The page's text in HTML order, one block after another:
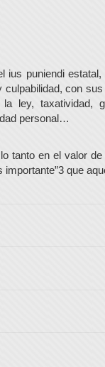
puniendi
con
ley,
personal…
tanto en el valor
que